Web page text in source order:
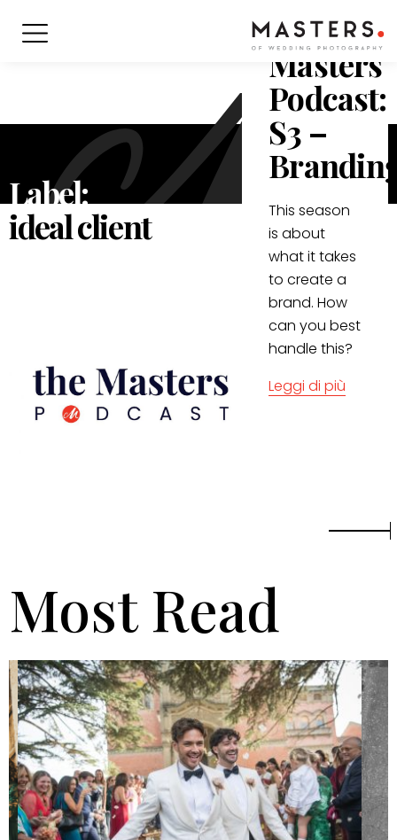
Label:
ideal client
nov 2021
Masters
Podcast:
S3 –
This season
is about
what it takes
to create a
brand. How
can you best
handle this?
Leggi di più
Most Read